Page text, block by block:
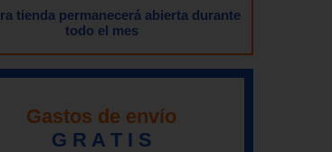
tienda permanecerá abierta durante
todo el mes
Gastos de envío
G R A T I S